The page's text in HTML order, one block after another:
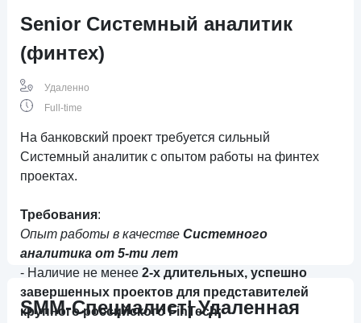
Senior Системный аналитик
(финтех)
Удаленно
Full-time
На банковский проект требуется сильный
Системный аналитик с опытом работы на финтех
проектах.
Требования:
Опыт работы в качестве Системного
аналитика от 5-ти лет
- Наличие не менее 2-х длительных, успешно
завершенных проектов для представителей
крупного российского FinTech;
SMM-Специалист| Удаленная